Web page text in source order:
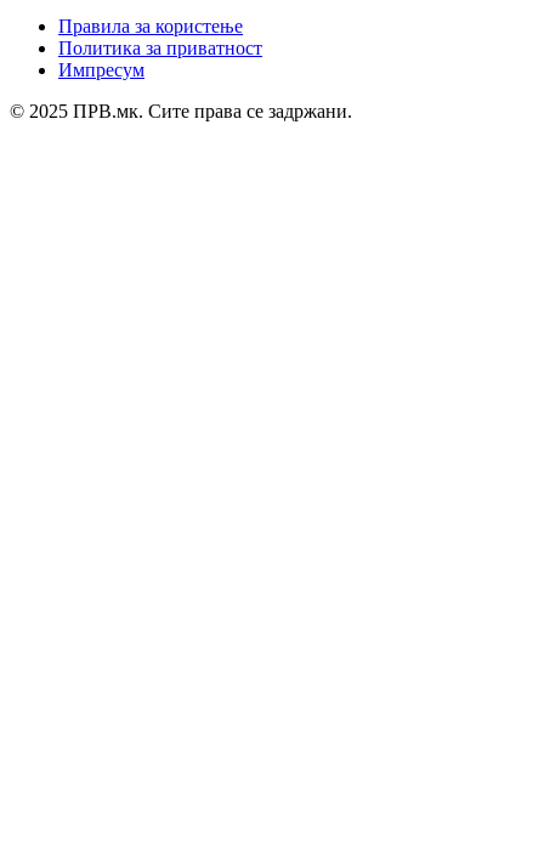
Правила за користење
Политика за приватност
Импресум
© 2025 ПРВ.мк. Сите права се задржани.